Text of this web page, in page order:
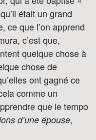
était un grand
ce que l’on apprend
c’est que,
quelque chose à
chose de
ont gagné ce
comme un
que le tempo
d’une épouse,